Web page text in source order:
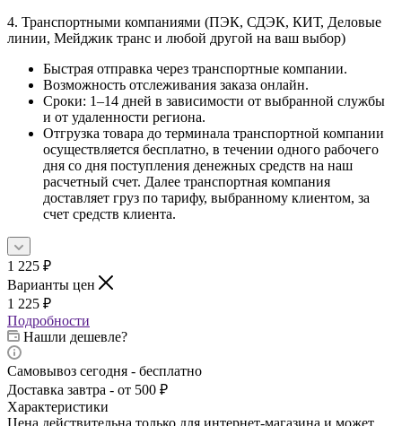
4. Транспортными компаниями (ПЭК, СДЭК, КИТ, Деловые
линии, Мейджик транс и любой другой на ваш выбор)
Быстрая отправка через транспортные компании.
Возможность отслеживания заказа онлайн.
Сроки: 1–14 дней в зависимости от выбранной службы
и от удаленности региона.
Отгрузка товара до терминала транспортной компании
осуществляется бесплатно, в течении одного рабочего
дня со дня поступления денежных средств на наш
расчетный счет. Далее транспортная компания
доставляет груз по тарифу, выбранному клиентом, за
счет средств клиента.
1 225 ₽
Варианты цен
1 225 ₽
Подробности
Нашли дешевле?
Самовывоз сегодня - бесплатно
Доставка завтра - от 500 ₽
Характеристики
Цена действительна только для интернет-магазина и может